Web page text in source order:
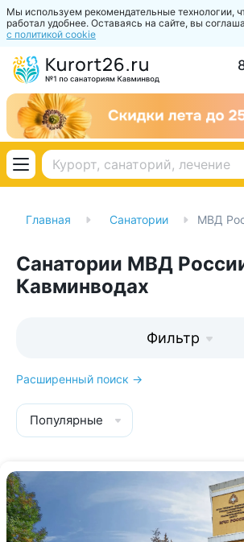
Мы используем рекомендательные технологии,
работал удобнее. Оставаясь на сайте, вы
с политикой cookie
Главная Санатории МВД
Санатории МВД
Кавминводах
Фильтр
Расширенный поиск →
Популярные